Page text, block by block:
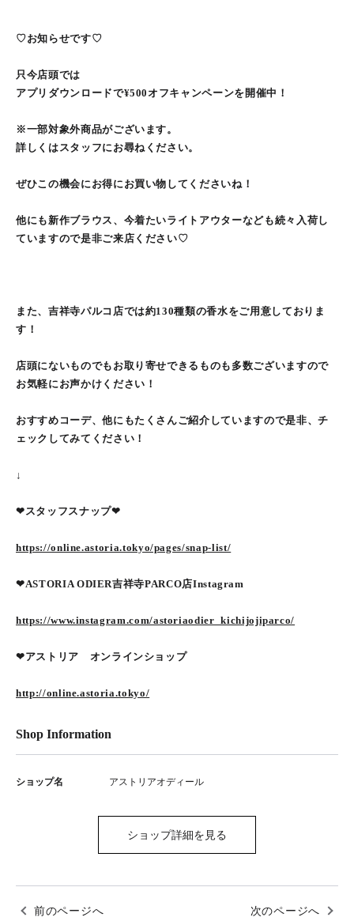
♡お知らせです♡
只今店頭では
アプリダウンロードで¥500オフキャンペーンを開催中！
※一部対象外商品がございます。
詳しくはスタッフにお尋ねください。
ぜひこの機会にお得にお買い物してくださいね！
他にも新作ブラウス、今着たいライトアウターなども続々入荷し
ていますので是非ご来店ください♡
また、吉祥寺パルコ店では約130種類の香水をご用意しておりま
す！
店頭にないものでもお取り寄せできるものも多数ございますので
お気軽にお声かけください！
おすすめコーデ、他にもたくさんご紹介していますので是非、チ
ェックしてみてください！
↓
❤︎スタッフスナップ❤︎
https://online.astoria.tokyo/pages/snap-list/
❤︎ASTORIA ODIER吉祥寺PARCO店Instagram
https://www.instagram.com/astoriaodier_kichijojiparco/
❤︎アストリア オンラインショップ
http://online.astoria.tokyo/
Shop Information
ショップ名 アストリアオディール
ショップ詳細を見る
前のページへ 次のページへ